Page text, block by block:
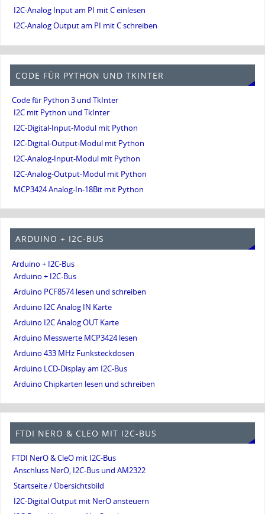
I2C-Analog Input am PI mit C einlesen
I2C-Analog Output am PI mit C schreiben
CODE FÜR PYTHON UND TKINTER
Code für Python 3 und TkInter
I2C mit Python und TkInter
I2C-Digital-Input-Modul mit Python
I2C-Digital-Output-Modul mit Python
I2C-Analog-Input-Modul mit Python
I2C-Analog-Output-Modul mit Python
MCP3424 Analog-In-18Bit mit Python
ARDUINO + I2C-BUS
Arduino + I2C-Bus
Arduino + I2C-Bus
Arduino PCF8574 lesen und schreiben
Arduino I2C Analog IN Karte
Arduino I2C Analog OUT Karte
Arduino Messwerte MCP3424 lesen
Arduino 433 MHz Funksteckdosen
Arduino LCD-Display am I2C-Bus
Arduino Chipkarten lesen und schreiben
FTDI NERO & CLEO MIT I2C-BUS
FTDI NerO & CleO mit I2C-Bus
Anschluss NerO, I2C-Bus und AM2322
Startseite / Übersichtsbild
I2C-Digital Output mit NerO ansteuern